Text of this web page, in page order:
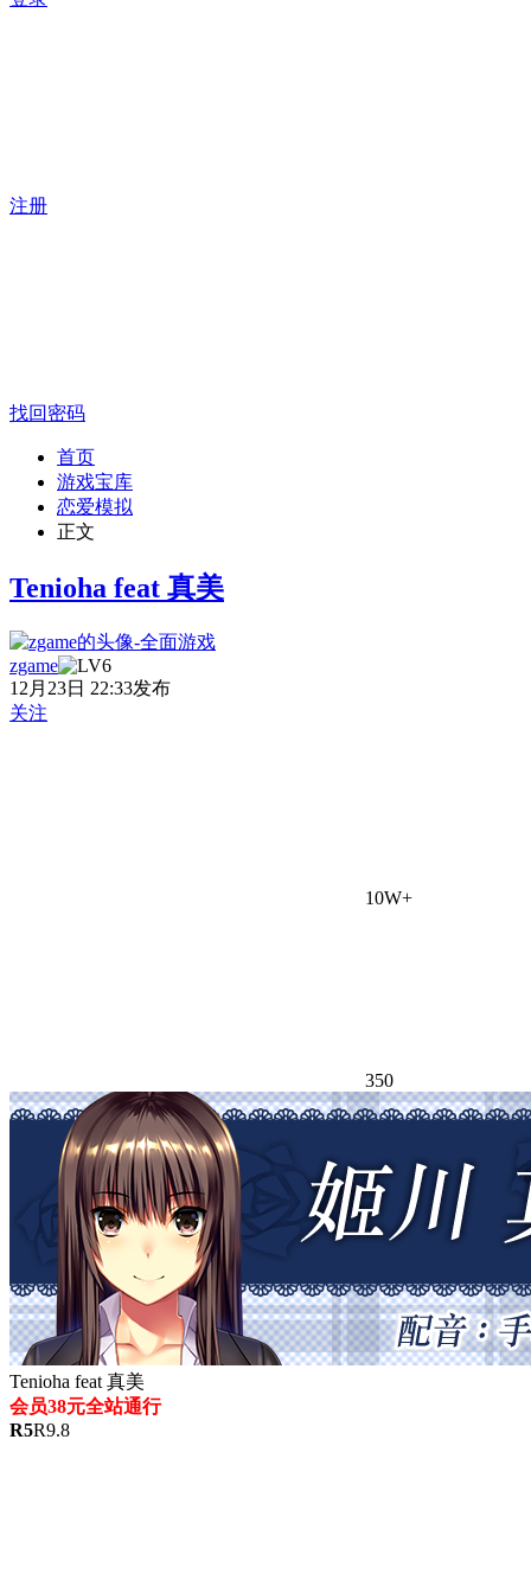
注册
找回密码
首页
游戏宝库
恋爱模拟
正文
Tenioha feat 真美
zgame
12月23日 22:33发布
关注
10W+
350
Tenioha feat 真美
会员38元全站通行
R5R9.8